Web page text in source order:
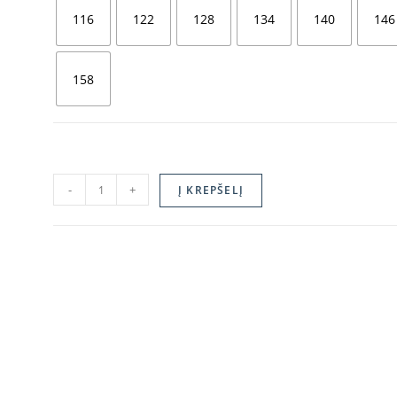
116 122 128 134 140 146
158
- + Į KREPŠELĮ